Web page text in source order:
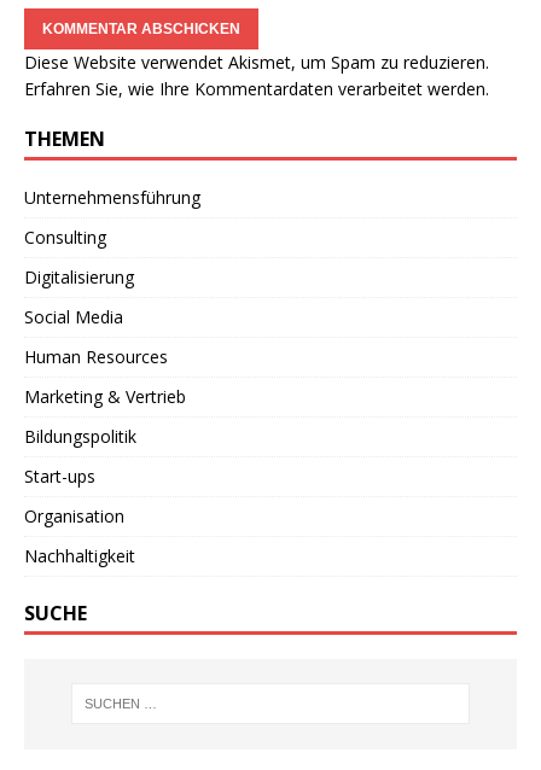
Diese Website verwendet Akismet, um Spam zu reduzieren.
Erfahren Sie, wie Ihre Kommentardaten verarbeitet werden.
THEMEN
Unternehmensführung
Consulting
Digitalisierung
Social Media
Human Resources
Marketing & Vertrieb
Bildungspolitik
Start-ups
Organisation
Nachhaltigkeit
SUCHE